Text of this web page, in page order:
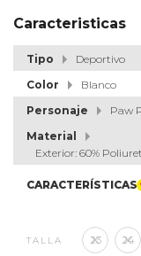
Caracteristicas
Tipo
Deportivo
Color
Blanco
Personaje
Paw
Material
Exterior: 60%
CARACTERÍSTICAS
TALLA 23 24